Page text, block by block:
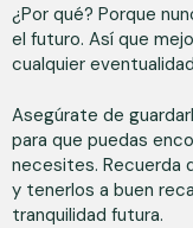
¿Por qué? Porque
el futuro. Así que
cualquier
Asegúrate de
para que puedas
necesites. Recuerda
y tenerlos a buen
tranquilidad futura.